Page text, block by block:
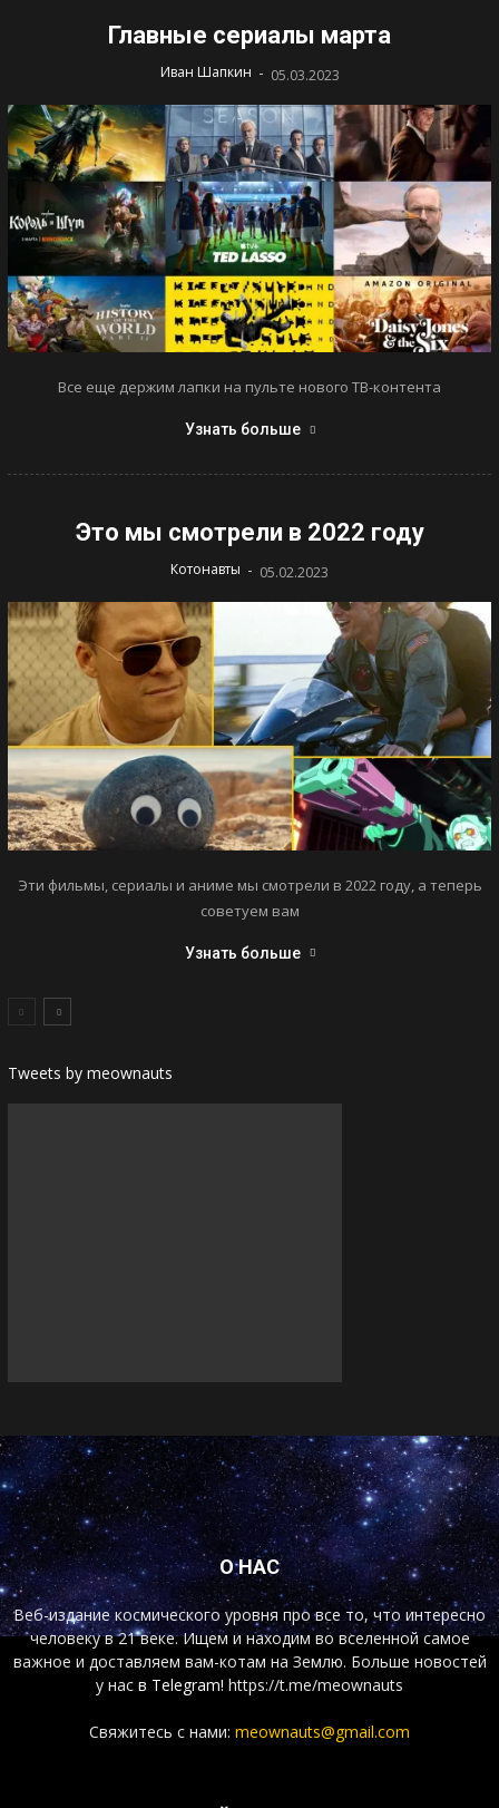
Главные сериалы марта
Иван Шапкин - 05.03.2023
Все еще держим лапки на пульте нового ТВ-контента
Узнать больше
Это мы смотрели в 2022 году
Котонавты - 05.02.2023
Эти фильмы, сериалы и аниме мы смотрели в 2022 году, а теперь
советуем вам
Узнать больше
Tweets by meownauts
О НАС
Веб-издание космического уровня про все то, что интересно
человеку в 21 веке. Ищем и находим во вселенной самое
важное и доставляем вам-котам на Землю. Больше новостей
у нас в Telegram! https://t.me/meownauts
Свяжитесь с нами: meownauts@gmail.com